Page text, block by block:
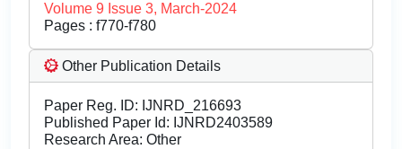
Volume 9 Issue 3, March-2024
Pages : f770-f780
Other Publication Details
Paper Reg. ID: IJNRD_216693
Published Paper Id: IJNRD2403589
Research Area: Other